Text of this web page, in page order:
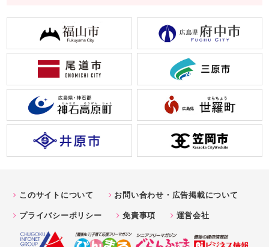
このサイトについて
お問い合わせ・広告掲載について
プライバシーポリシー
免責事項 運営会社